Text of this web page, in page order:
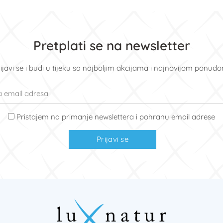
Pretplati se na newsletter
se i budi u tijeku sa najboljim akcijama i najnovijom
Pristajem na primanje newslettera i pohranu email adrese
Prijavi se